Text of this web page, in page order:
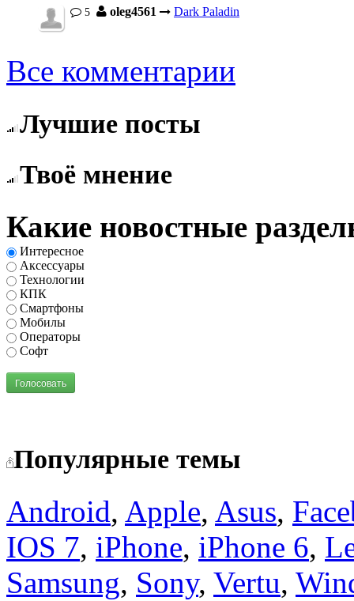
5 oleg4561 Dark Paladin
Все комментарии
Лучшие посты
Твоё мнение
Какие новостные
Интересное
Аксессуары
Технологии
КПК
Смартфоны
Мобилы
Операторы
Софт
Голосовать
Популярные темы
Android, Apple, Asus,
IOS 7, iPhone, iPhone 6,
Samsung, Sony, Vertu,